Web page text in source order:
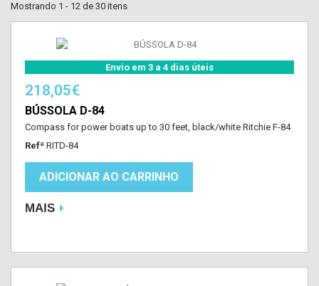
Mostrando 1 - 12 de 30 itens
Envio em 3 a 4 dias úteis
218,05€
BÚSSOLA D-84
Compass for power boats up to 30 feet, black/white Ritchie F-84
Refª RITD-84
ADICIONAR AO CARRINHO
MAIS